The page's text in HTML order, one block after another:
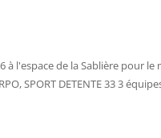
l'espace de la Sablière pour
SPORT DETENTE 33 3